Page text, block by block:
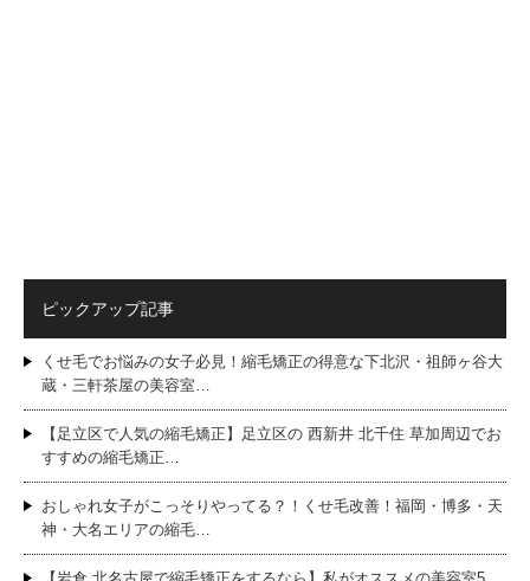
ピックアップ記事
くせ毛でお悩みの女子必見！縮毛矯正の得意な下北沢・祖師ヶ谷大
蔵・三軒茶屋の美容室…
【足立区で人気の縮毛矯正】足立区の 西新井 北千住 草加周辺でお
すすめの縮毛矯正…
おしゃれ女子がこっそりやってる？！くせ毛改善！福岡・博多・天
神・大名エリアの縮毛…